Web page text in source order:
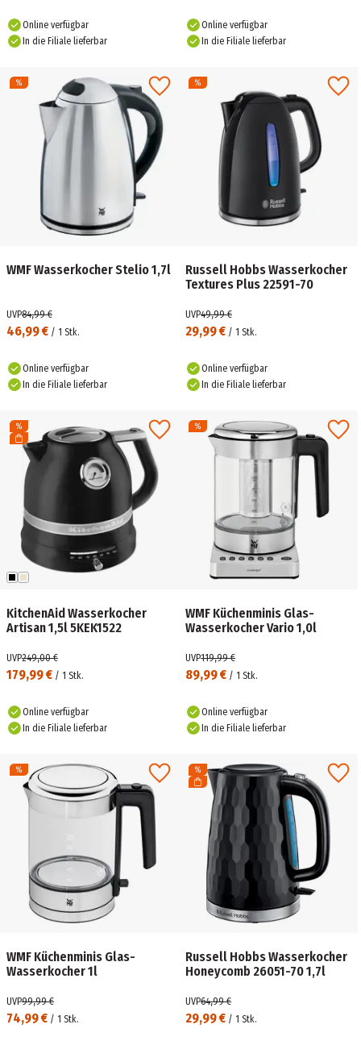
Online verfügbar
In die Filiale lieferbar
Online verfügbar
In die Filiale lieferbar
WMF Wasserkocher Stelio 1,7l
46,99 € / 1 Stk.
UVP84,99 €
Online verfügbar
In die Filiale lieferbar
Russell Hobbs Wasserkocher
Textures Plus 22591-70
29,99 € / 1 Stk.
UVP49,99 €
Online verfügbar
In die Filiale lieferbar
KitchenAid Wasserkocher
Artisan 1,5l 5KEK1522
179,99 € / 1 Stk.
UVP249,00 €
Online verfügbar
In die Filiale lieferbar
WMF Küchenminis Glas-
Wasserkocher Vario 1,0l
89,99 € / 1 Stk.
UVP119,99 €
Online verfügbar
In die Filiale lieferbar
WMF Küchenminis Glas-
Wasserkocher 1l
74,99 € / 1 Stk.
UVP99,99 €
Russell Hobbs Wasserkocher
Honeycomb 26051-70 1,7l
29,99 € / 1 Stk.
UVP64,99 €